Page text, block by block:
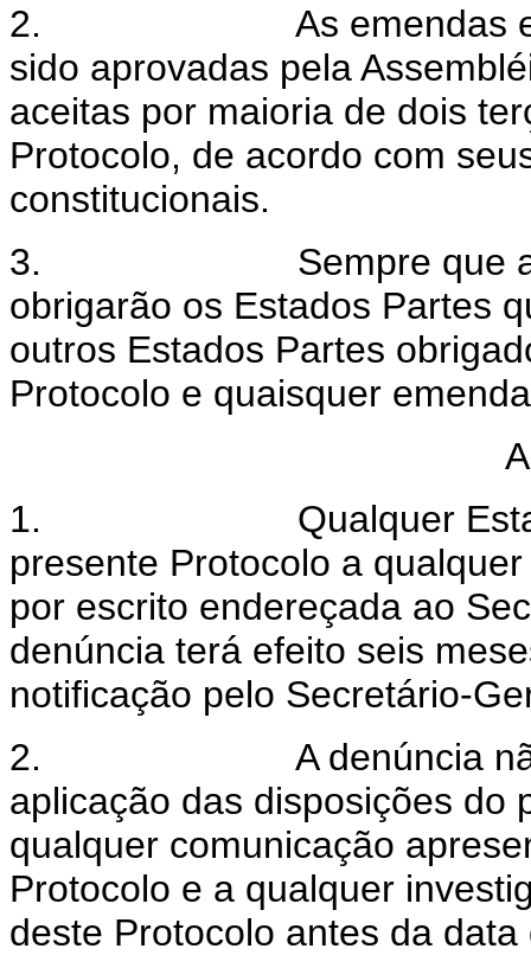
2.
As emendas
sido aprovadas pela
aceitas por maioria de dois
Protocolo, de acordo com
constitucionais.
3.
Sempre que
obrigarão os Estados Partes
outros Estados Partes
Protocolo e quaisquer
1.
Qualquer
presente Protocolo a
por escrito endereçada ao
denúncia terá efeito seis
notificação pelo Secretário-
2.
A denúncia
aplicação das disposições do
qualquer comunicação
Protocolo e a qualquer
deste Protocolo antes da